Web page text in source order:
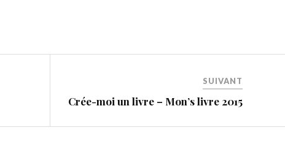
SUIVANT
Crée-moi un livre – Mon’s livre 2015